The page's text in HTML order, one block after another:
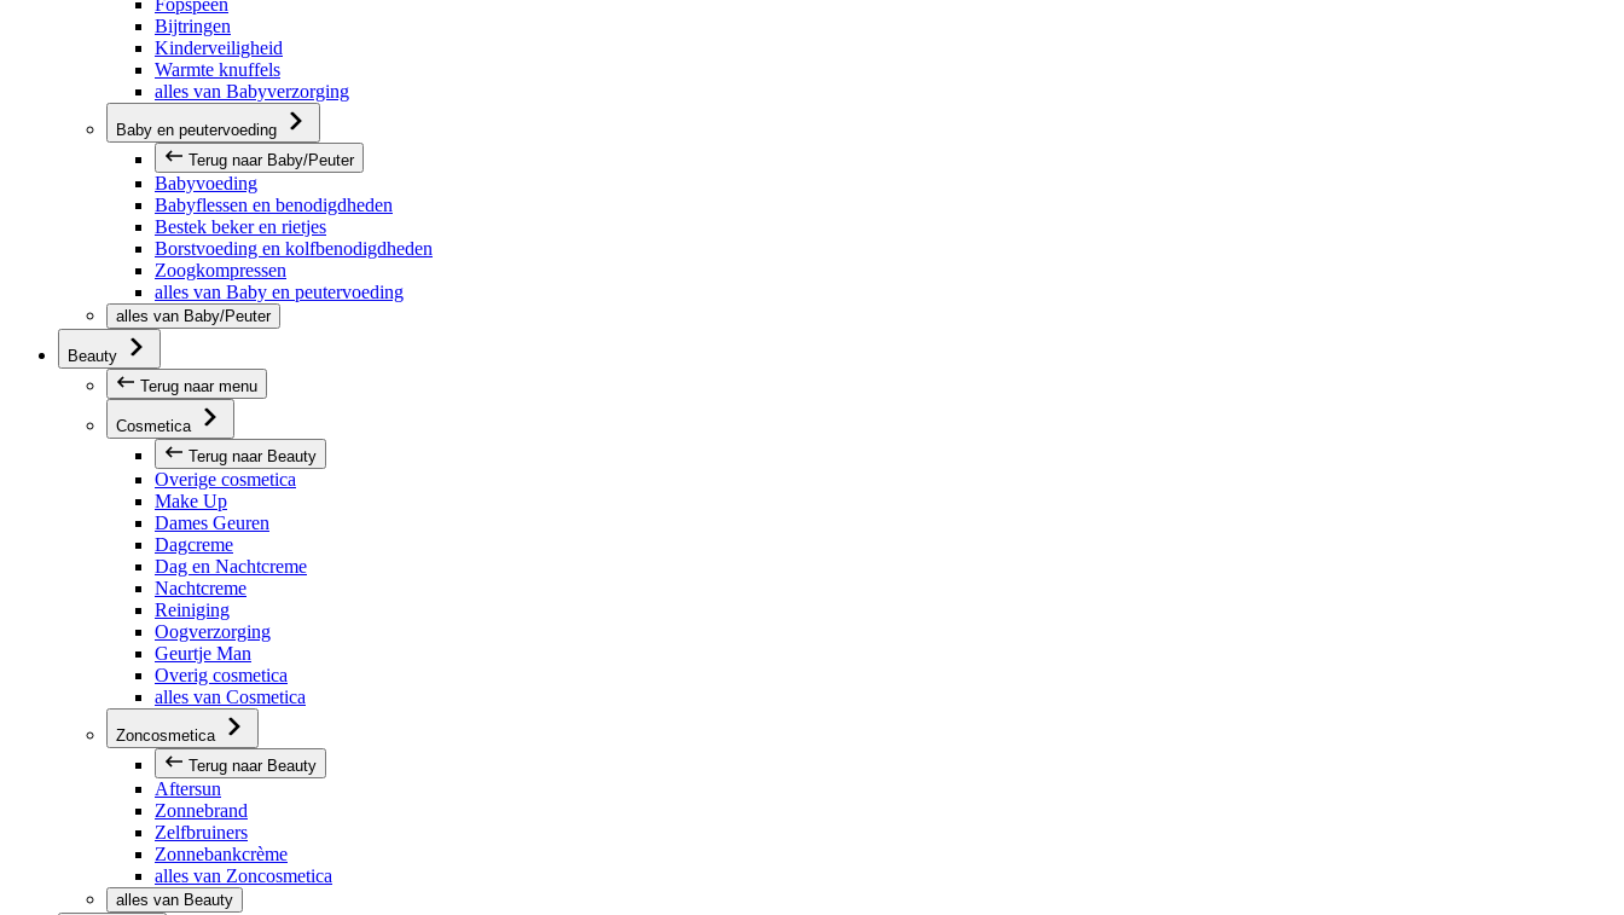
Fopspeen
Bijtringen
Kinderveiligheid
Warmte knuffels
alles van Babyverzorging
Baby en peutervoeding
Terug naar Baby/Peuter
Babyvoeding
Babyflessen en benodigdheden
Bestek beker en rietjes
Borstvoeding en kolfbenodigdheden
Zoogkompressen
alles van Baby en peutervoeding
alles van Baby/Peuter
Beauty
Terug naar menu
Cosmetica
Terug naar Beauty
Overige cosmetica
Make Up
Dames Geuren
Dagcreme
Dag en Nachtcreme
Nachtcreme
Reiniging
Oogverzorging
Geurtje Man
Overig cosmetica
alles van Cosmetica
Zoncosmetica
Terug naar Beauty
Aftersun
Zonnebrand
Zelfbruiners
Zonnebankcrème
alles van Zoncosmetica
alles van Beauty